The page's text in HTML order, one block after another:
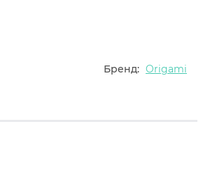
Бренд: Origami